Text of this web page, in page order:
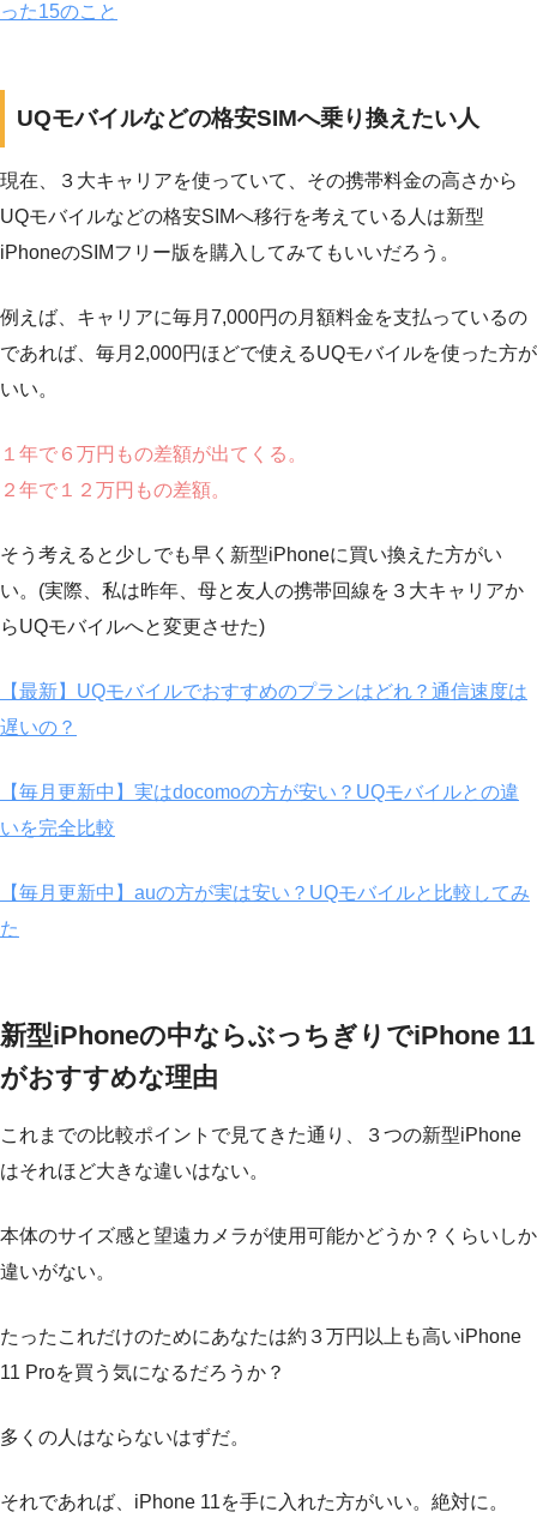
った15のこと
UQモバイルなどの格安SIMへ乗り換えたい人
現在、３大キャリアを使っていて、その携帯料金の高さから
UQモバイルなどの格安SIMへ移行を考えている人は新型
iPhoneのSIMフリー版を購入してみてもいいだろう。
例えば、キャリアに毎月7,000円の月額料金を支払っているの
であれば、毎月2,000円ほどで使えるUQモバイルを使った方が
いい。
１年で６万円もの差額が出てくる。
２年で１２万円もの差額。
そう考えると少しでも早く新型iPhoneに買い換えた方がい
い。(実際、私は昨年、母と友人の携帯回線を３大キャリアか
らUQモバイルへと変更させた)
【最新】UQモバイルでおすすめのプランはどれ？通信速度は
遅いの？
【毎月更新中】実はdocomoの方が安い？UQモバイルとの違
いを完全比較
【毎月更新中】auの方が実は安い？UQモバイルと比較してみ
た
新型iPhoneの中ならぶっちぎりでiPhone 11
がおすすめな理由
これまでの比較ポイントで見てきた通り、３つの新型iPhone
はそれほど大きな違いはない。
本体のサイズ感と望遠カメラが使用可能かどうか？くらいしか
違いがない。
たったこれだけのためにあなたは約３万円以上も高いiPhone
11 Proを買う気になるだろうか？
多くの人はならないはずだ。
それであれば、iPhone 11を手に入れた方がいい。絶対に。